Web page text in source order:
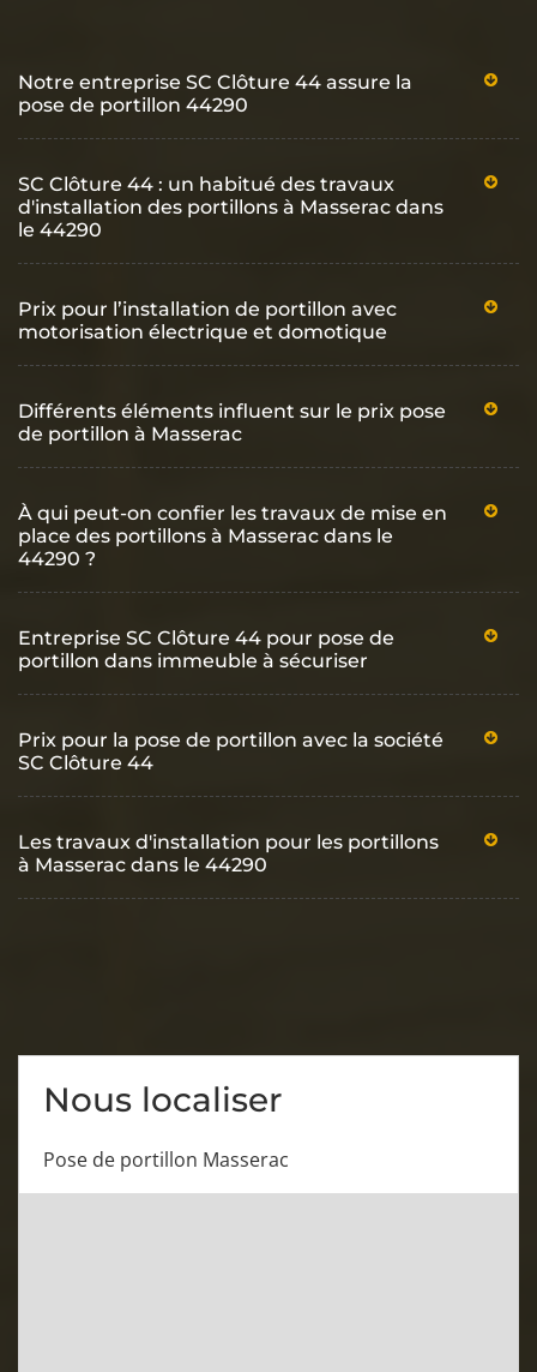
Notre entreprise SC Clôture 44 assure la
pose de portillon 44290
SC Clôture 44 : un habitué des travaux
d'installation des portillons à Masserac dans
le 44290
Prix pour l’installation de portillon avec
motorisation électrique et domotique
Différents éléments influent sur le prix pose
de portillon à Masserac
À qui peut-on confier les travaux de mise en
place des portillons à Masserac dans le
44290 ?
Entreprise SC Clôture 44 pour pose de
portillon dans immeuble à sécuriser
Prix pour la pose de portillon avec la société
SC Clôture 44
Les travaux d'installation pour les portillons
à Masserac dans le 44290
Nous localiser
Pose de portillon Masserac